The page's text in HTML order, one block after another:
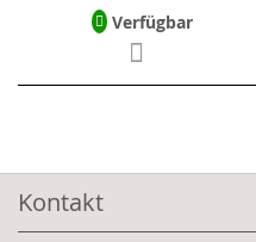
Verfügbar
Kontakt